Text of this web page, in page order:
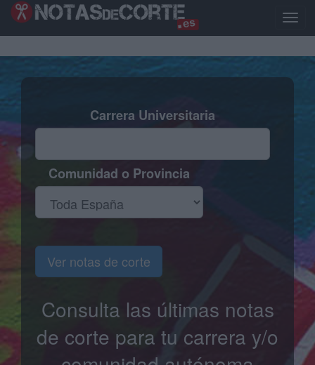
Pasar
Toggle
Carrera Universitaria
Comunidad o Provincia
Ver notas de corte
Consulta las últimas notas
de corte para tu carrera y/o